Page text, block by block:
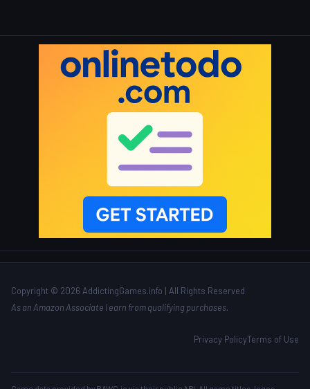
Copyright © 2026 AddictingGames.info | All Rights Reserved
As an Amazon Associate I earn from qualifying purchases.
Privacy PolicyTerms of Use